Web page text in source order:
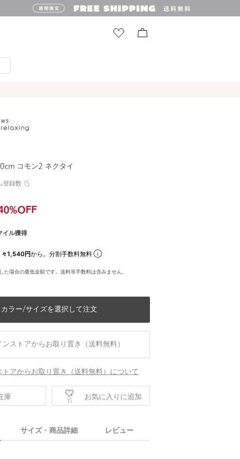
コモン2 ネクタイ
登録数 15
%OFF
イル獲得
々1,540円から。分割手数料無料
た場合の最低金額です。送料等手数料は含みません。
カラー/サイズを選択して注文
ンストアからお取り置き（送料無料）
トアからお取り置き（送料無料）について
庫
15 お気に入りに追加
サイズ・商品詳細 レビュー